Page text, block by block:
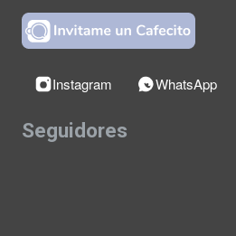
Instagram WhatsApp
Seguidores